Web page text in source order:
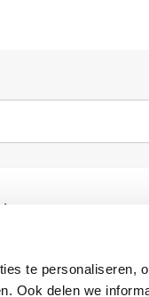
te personaliseren,
Ook delen we